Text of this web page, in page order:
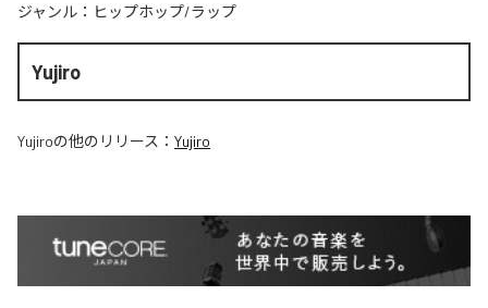
ジャンル： ヒップホップ/ラップ
Yujiro
Yujiroの他のリリース： Yujiro